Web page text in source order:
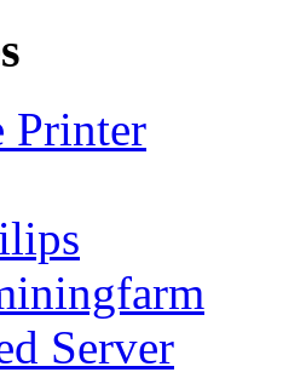
Printer
Server